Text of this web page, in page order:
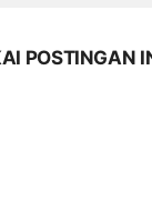
POSTINGAN